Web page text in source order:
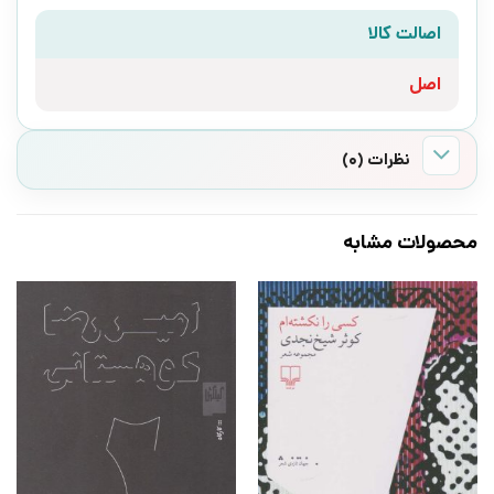
اصالت کالا
اصل
نظرات (0)
محصولات مشابه